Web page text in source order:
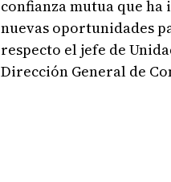
confianza mutua que
nuevas oportunidades
respecto el jefe de
Dirección General de